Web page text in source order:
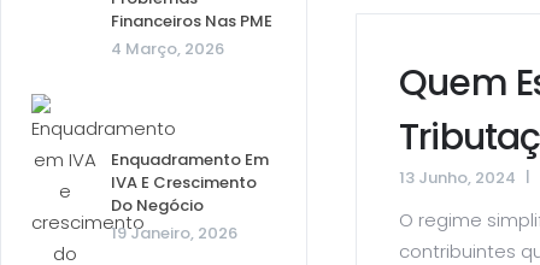
Financeiros Nas PME
4 Março, 2026
Enquadramento Em
IVA E Crescimento
Do Negócio
19 Janeiro, 2026
Quem
13 Junho, 2024
O regime
contribuintes